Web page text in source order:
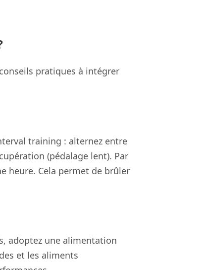
pratiques à intégrer
training : alternez entre
(pédalage lent). Par
heure. Cela permet de brûler
adoptez une alimentation
et les aliments